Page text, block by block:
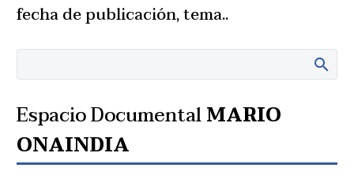
fecha de publicación, tema..
Espacio DocumentalMARIO
ONAINDIA